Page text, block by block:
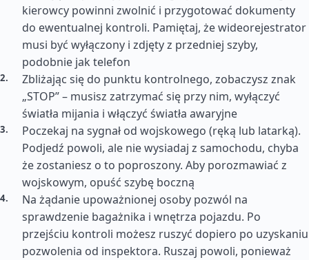
kierowcy powinni zwolnić i przygotować dokumenty
do ewentualnej kontroli. Pamiętaj, że wideorejestrator
musi być wyłączony i zdjęty z przedniej szyby,
podobnie jak telefon
Zbliżając się do punktu kontrolnego, zobaczysz znak
„STOP” – musisz zatrzymać się przy nim, wyłączyć
światła mijania i włączyć światła awaryjne
Poczekaj na sygnał od wojskowego (ręką lub latarką).
Podjedź powoli, ale nie wysiadaj z samochodu, chyba
że zostaniesz o to poproszony. Aby porozmawiać z
wojskowym, opuść szybę boczną
Na żądanie upoważnionej osoby pozwól na
sprawdzenie bagażnika i wnętrza pojazdu. Po
przejściu kontroli możesz ruszyć dopiero po uzyskaniu
pozwolenia od inspektora. Ruszaj powoli, ponieważ